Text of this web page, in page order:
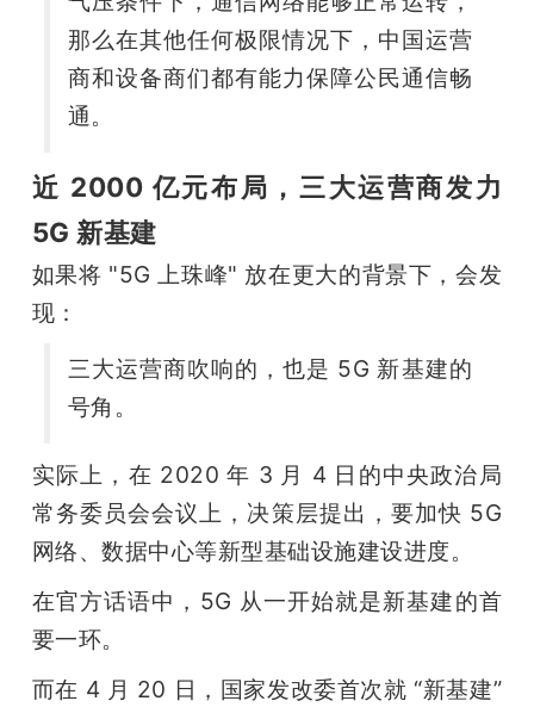
那么在其他任何极限情况下，中国运营
商和设备商们都有能力保障公民通信畅
通。
近 2000 亿元布局，三大运营商发力
5G 新基建
如果将 "5G 上珠峰" 放在更大的背景下，会发
现：
三大运营商吹响的，也是 5G 新基建的
号角。
实际上，在 2020 年 3 月 4 日的中央政治局
常务委员会会议上，决策层提出，要加快 5G
网络、数据中心等新型基础设施建设进度。
在官方话语中，5G 从一开始就是新基建的首
要一环。
而在 4 月 20 日，国家发改委首次就 “新基建”